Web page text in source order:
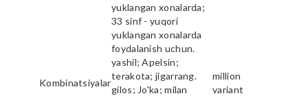
yuklangan xonalarda;
33 sinf - yuqori
yuklangan xonalarda
foydalanish uchun.
Kombinatsiyalar
yashil; Apelsin;
terakota; jigarrang.
gilos; Jo'ka; milan
million
variant